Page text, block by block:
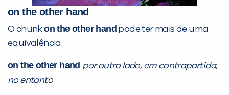
on the other hand
O chunkon the other hand pode ter mais de uma
equivalência.
on the other hand por outro lado, em contrapartida,
no entanto